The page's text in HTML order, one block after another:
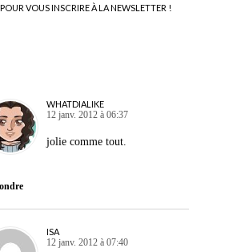
VOUS INSCRIRE À LA NEWSLETTER !
WHATDIALIKE
12 janv. 2012 à 06:37
jolie comme tout.
ISA
12 janv. 2012 à 07:40